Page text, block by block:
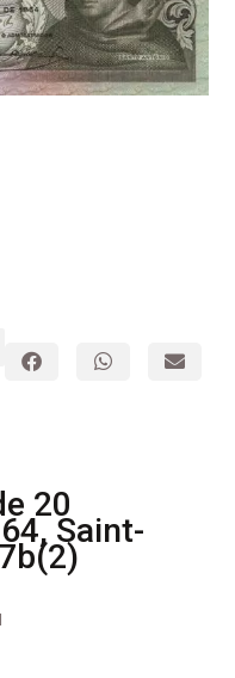
20
Saint-